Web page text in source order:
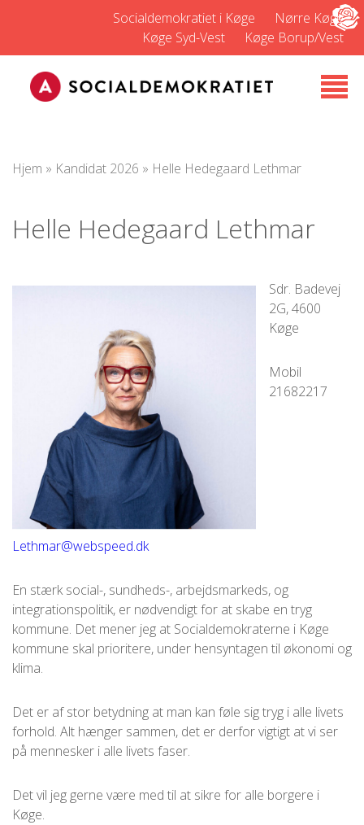
Socialdemokratiet i Køge
Nørre Køge
Køge Syd-Vest
Køge Borup/Vest
Hjem » Kandidat 2026 » Helle Hedegaard Lethmar
Helle Hedegaard Lethmar
Sdr. Badevej
2G, 4600
Køge
Mobil
21682217
Lethmar@webspeed.dk
En stærk social-, sundheds-, arbejdsmarkeds, og
integrationspolitik, er nødvendigt for at skabe en tryg
kommune. Det mener jeg at Socialdemokraterne i Køge
kommune skal prioritere, under hensyntagen til økonomi og
klima.
Det er af stor betydning at man kan føle sig tryg i alle livets
forhold. Alt hænger sammen, det er derfor vigtigt at vi ser
på mennesker i alle livets faser.
Det vil jeg gerne være med til at sikre for alle borgere i
Køge.